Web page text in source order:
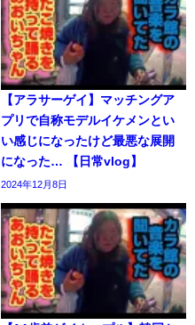
【アラサーゲイ】マッチングア
プリで自称モデルイケメンとい
い感じになったけど最悪な展開
になった… 【日常vlog】
2024年12月8日